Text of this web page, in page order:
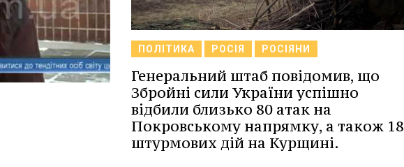
ПОЛІТИКА РОСІЯ РОСІЯНИ
Генеральний штаб повідомив, що
Збройні сили України успішно
відбили близько 80 атак на
Покровському напрямку, а також 18
штурмових дій на Курщині.